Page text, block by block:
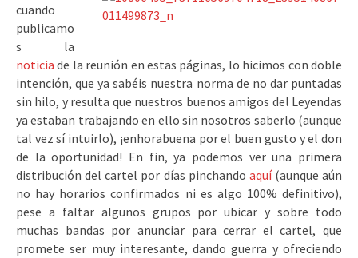
cuando
publicamo
s la
noticia de la reunión en estas páginas, lo hicimos con doble
intención, que ya sabéis nuestra norma de no dar puntadas
sin hilo, y resulta que nuestros buenos amigos del Leyendas
ya estaban trabajando en ello sin nosotros saberlo (aunque
tal vez sí intuirlo), ¡enhorabuena por el buen gusto y el don
de la oportunidad! En fin, ya podemos ver una primera
distribución del cartel por días pinchando aquí(aunque aún
no hay horarios confirmados ni es algo 100% definitivo),
pese a faltar algunos grupos por ubicar y sobre todo
muchas bandas por anunciar para cerrar el cartel, que
promete ser muy interesante, dando guerra y ofreciendo